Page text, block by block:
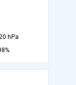
hPa